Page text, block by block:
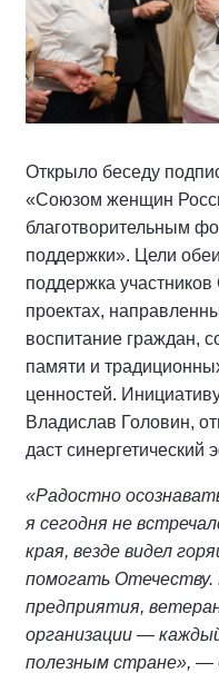
Открыло беседу
«Союзом женщин
благотворительным
поддержки». Цели
поддержка
проектах,
воспитание граждан,
памяти и
ценностей.
Владислав Головин,
даст синергетический
«Радостно
я сегодня не
края, везде видел
помогать
предприятия,
организации —
полезным стране», —